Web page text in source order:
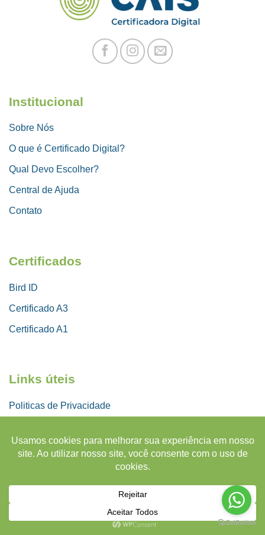
Institucional
Sobre Nós
O que é Certificado Digital?
Qual Devo Escolher?
Central de Ajuda
Contato
Certificados
Bird ID
Certificado A3
Certificado A1
Links úteis
Politicas de Privacidade
Copyright 2026 © Certificados Digitais Certicais • CNPJ 47.161.522/0001-39
• CASCAVEL - PR • BRASIL